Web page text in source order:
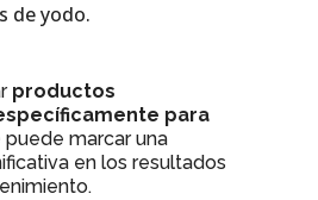
de yodo.
productos
para
puede marcar una
en los resultados